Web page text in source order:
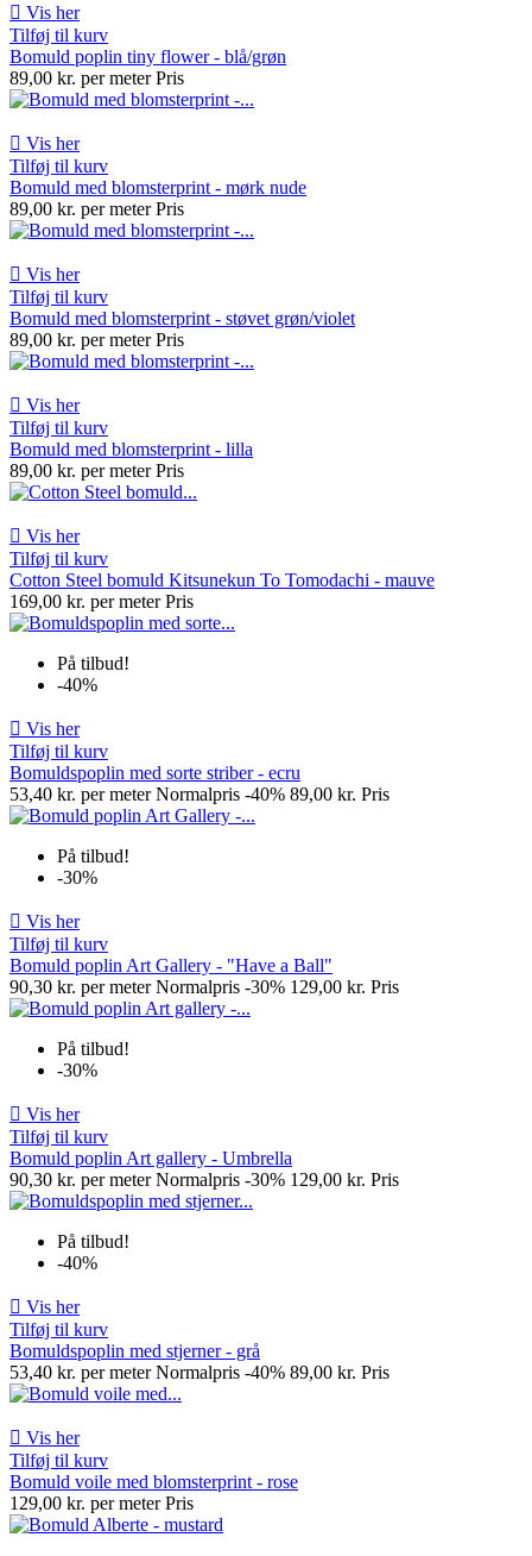
 Vis her
Tilføj til kurv
Bomuld poplin tiny flower - blå/grøn
89,00 kr. per meter Pris
 Vis her
Tilføj til kurv
Bomuld med blomsterprint - mørk nude
89,00 kr. per meter Pris
 Vis her
Tilføj til kurv
Bomuld med blomsterprint - støvet grøn/violet
89,00 kr. per meter Pris
 Vis her
Tilføj til kurv
Bomuld med blomsterprint - lilla
89,00 kr. per meter Pris
 Vis her
Tilføj til kurv
Cotton Steel bomuld Kitsunekun To Tomodachi - mauve
169,00 kr. per meter Pris
På tilbud!
-40%
 Vis her
Tilføj til kurv
Bomuldspoplin med sorte striber - ecru
53,40 kr. per meter Normalpris -40% 89,00 kr. Pris
På tilbud!
-30%
 Vis her
Tilføj til kurv
Bomuld poplin Art Gallery - "Have a Ball"
90,30 kr. per meter Normalpris -30% 129,00 kr. Pris
På tilbud!
-30%
 Vis her
Tilføj til kurv
Bomuld poplin Art gallery - Umbrella
90,30 kr. per meter Normalpris -30% 129,00 kr. Pris
På tilbud!
-40%
 Vis her
Tilføj til kurv
Bomuldspoplin med stjerner - grå
53,40 kr. per meter Normalpris -40% 89,00 kr. Pris
 Vis her
Tilføj til kurv
Bomuld voile med blomsterprint - rose
129,00 kr. per meter Pris